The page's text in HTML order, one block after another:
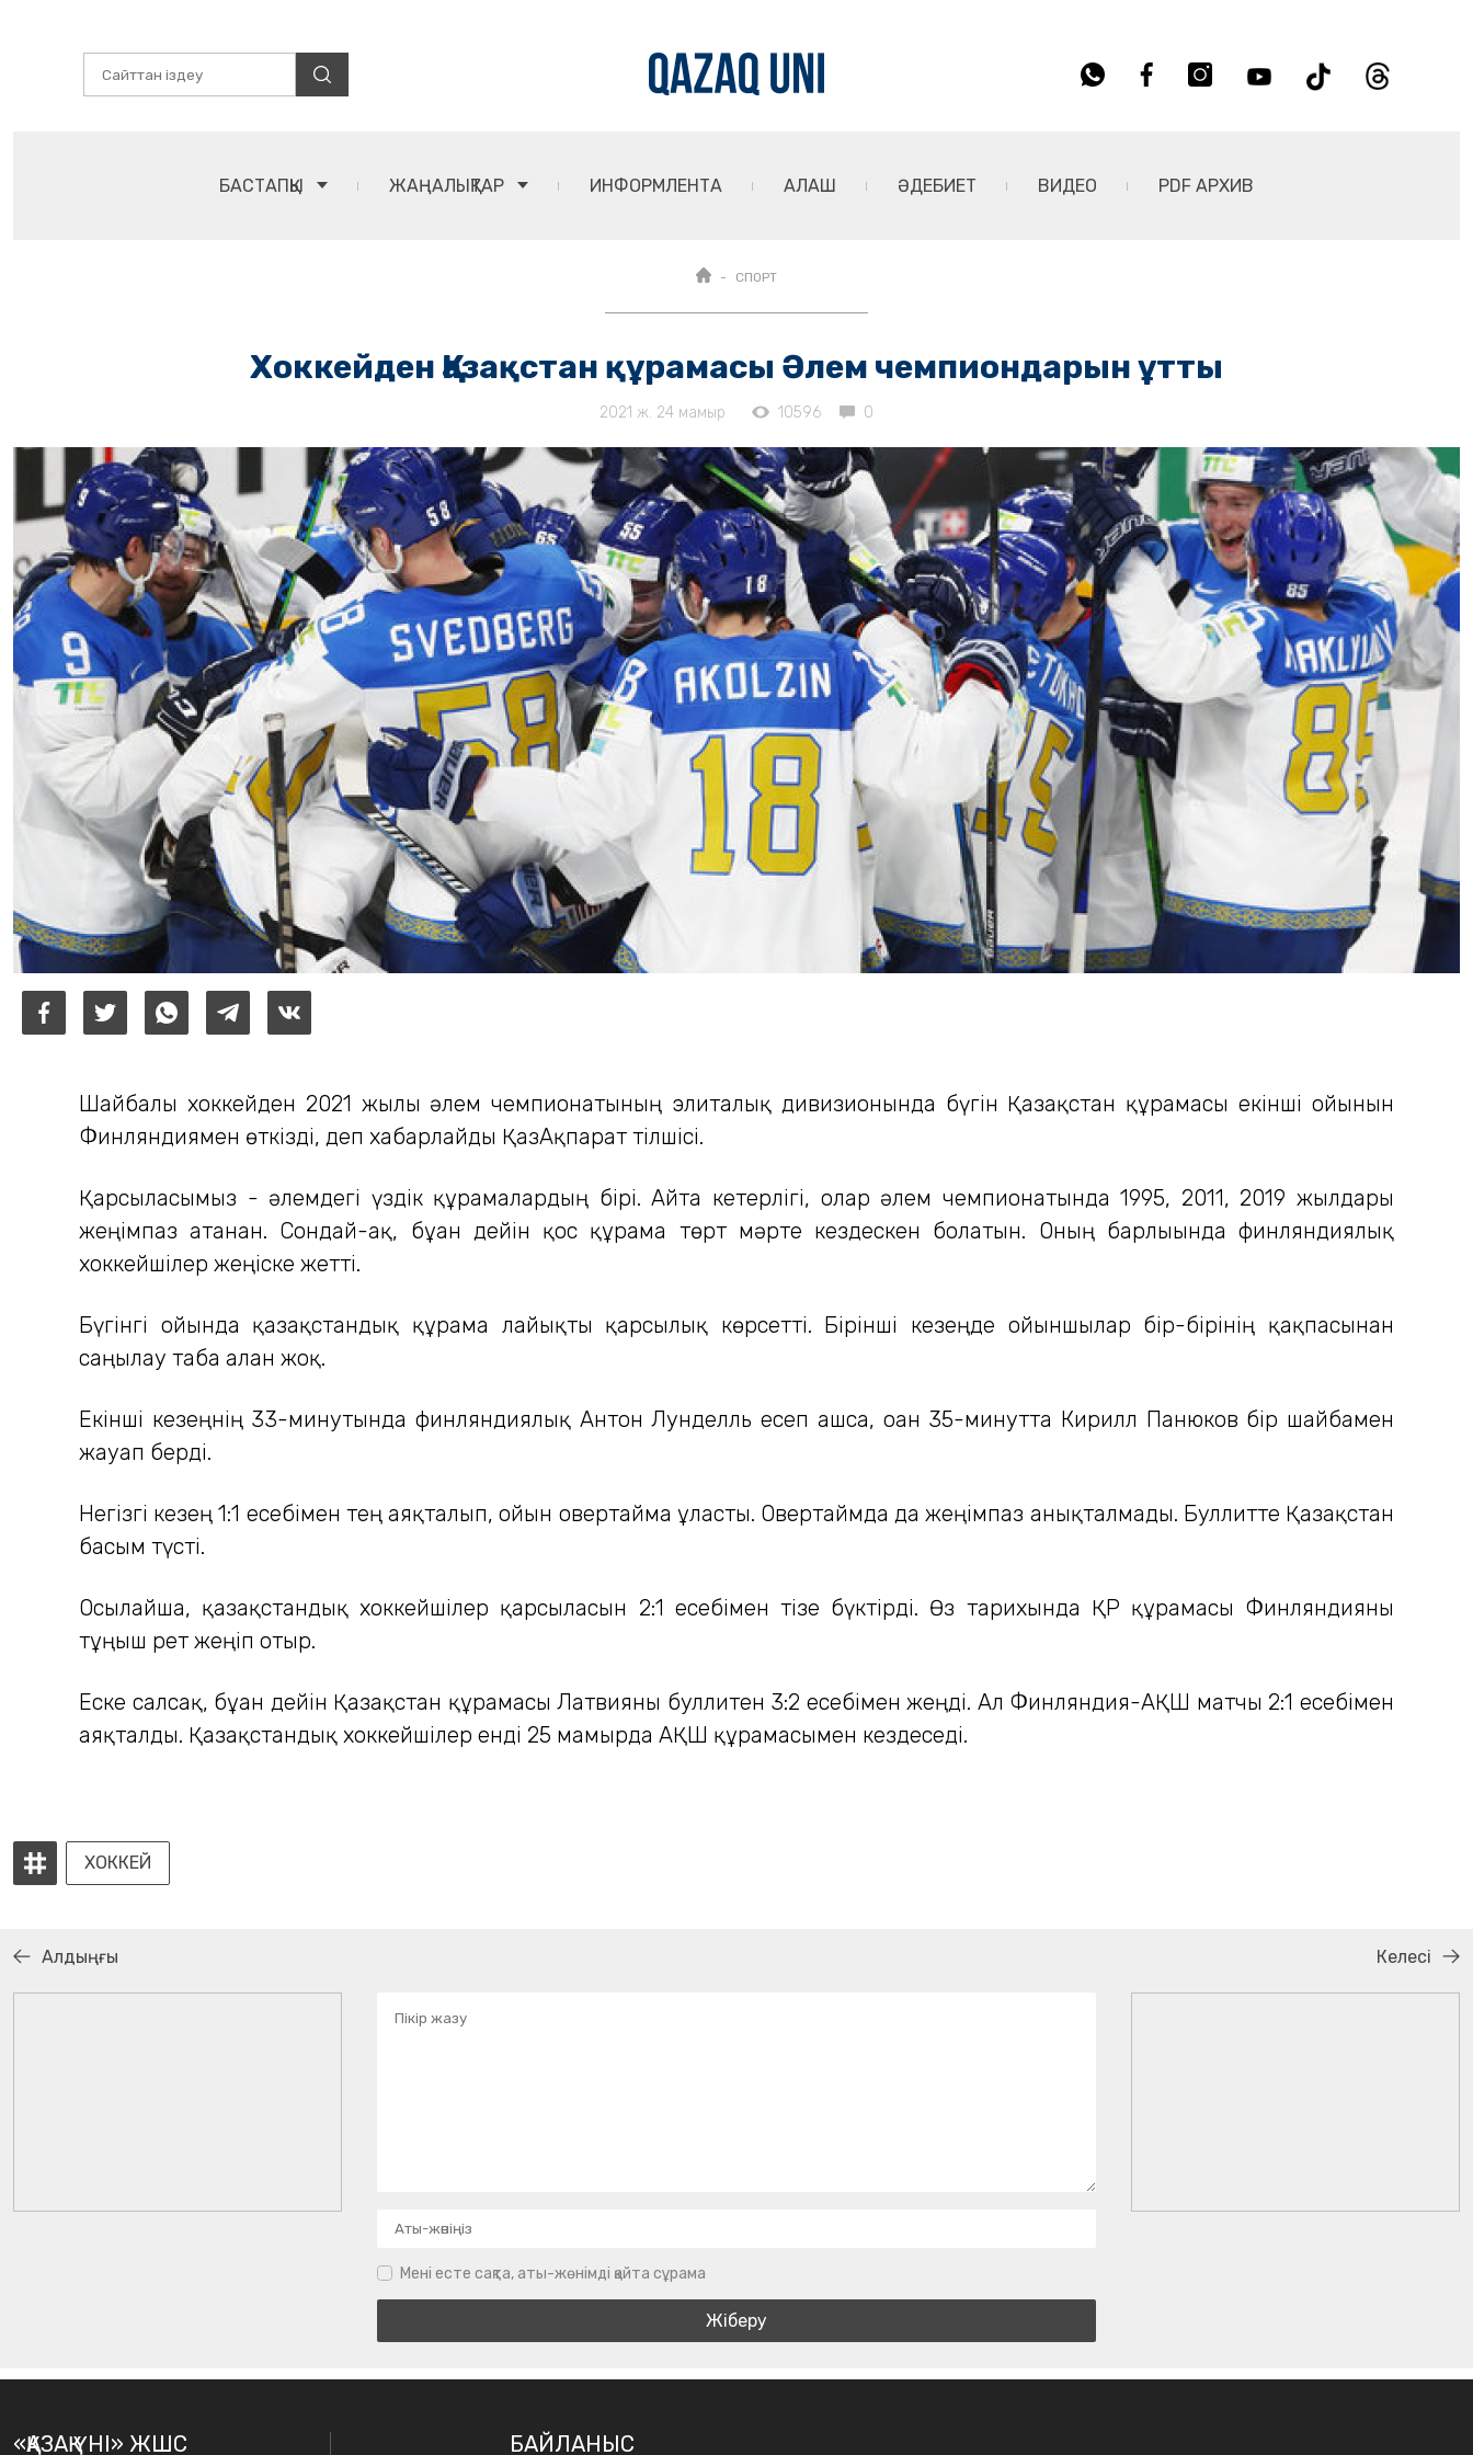
БАСТАПҚЫ ЖАҢАЛЫҚТАР ИНФОРМЛЕНТА АЛАШ ӘДЕБИЕТ ВИДЕО PDF АРХИВ
СПОРТ
Хоккейден Қазақстан құрамасы Әлем чемпиондарын ұтты
2021 ж. 24 мамыр 10596 0
Шайбалы хоккейден 2021 жылғы әлем чемпионатының элиталық дивизионында бүгін Қазақстан құрамасы екінші ойынын
Финляндиямен өткізді, деп хабарлайды ҚазАқпарат тілшісі.
Қарсыласымыз - әлемдегі үздік құрамалардың бірі. Айта кетерлігі, олар әлем чемпионатында 1995, 2011, 2019 жылдары
жеңімпаз атанған. Сондай-ақ, бұған дейін қос құрама төрт мәрте кездескен болатын. Оның барлығында финляндиялық
хоккейшілер жеңіске жетті.
Бүгінгі ойында қазақстандық құрама лайықты қарсылық көрсетті. Бірінші кезеңде ойыншылар бір-бірінің қақпасынан
саңылау таба алған жоқ.
Екінші кезеңнің 33-минутында финляндиялық Антон Лунделль есеп ашса, оған 35-минутта Кирилл Панюков бір шайбамен
жауап берді.
Негізгі кезең 1:1 есебімен тең аяқталып, ойын овертаймға ұласты. Овертаймда да жеңімпаз анықталмады. Буллитте Қазақстан
басым түсті.
Осылайша, қазақстандық хоккейшілер қарсыласын 2:1 есебімен тізе бүктірді. Өз тарихында ҚР құрамасы Финляндияны
тұңғыш рет жеңіп отыр.
Еске салсақ, бұған дейін Қазақстан құрамасы Латвияны буллитен 3:2 есебімен жеңді. Ал Финляндия-АҚШ матчы 2:1 есебімен
аяқталды. Қазақстандық хоккейшілер енді 25 мамырда АҚШ құрамасымен кездеседі.
ХОККЕЙ
Алдыңғы Келесі
Мені есте сақта, аты-жөнімді қайта сұрама
«ҚАЗАҚ ҮНІ» ЖШС БАЙЛАНЫС